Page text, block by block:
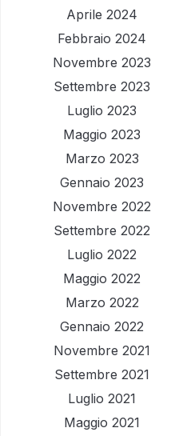
Aprile 2024
Febbraio 2024
Novembre 2023
Settembre 2023
Luglio 2023
Maggio 2023
Marzo 2023
Gennaio 2023
Novembre 2022
Settembre 2022
Luglio 2022
Maggio 2022
Marzo 2022
Gennaio 2022
Novembre 2021
Settembre 2021
Luglio 2021
Maggio 2021